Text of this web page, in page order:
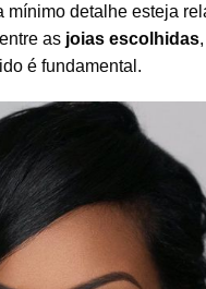
mínimo detalhe esteja
as joias escolhidas
é fundamental.